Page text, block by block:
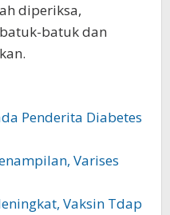
diperiksa,
batuk dan
Penderita Diabetes
Varises
Vaksin Tdap